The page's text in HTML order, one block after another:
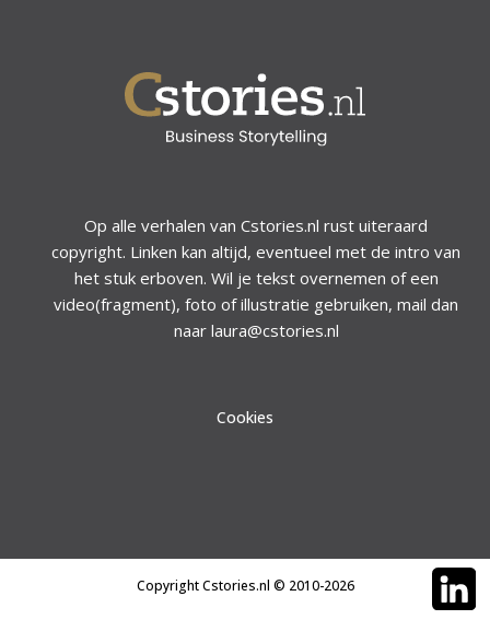
Op alle verhalen van Cstories.nl rust uiteraard
copyright. Linken kan altijd, eventueel met de intro van
het stuk erboven. Wil je tekst overnemen of een
video(fragment), foto of illustratie gebruiken, mail dan
naar laura@cstories.nl
Cookies
Copyright Cstories.nl © 2010-2026